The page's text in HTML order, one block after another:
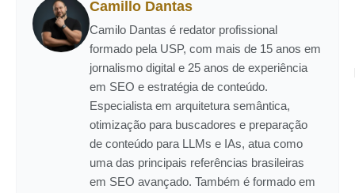
Camillo Dantas
Camilo Dantas é redator profissional
formado pela USP, com mais de 15 anos em
jornalismo digital e 25 anos de experiência
em SEO e estratégia de conteúdo.
Especialista em arquitetura semântica,
otimização para buscadores e preparação
de conteúdo para LLMs e IAs, atua como
uma das principais referências brasileiras
em SEO avançado. Também é formado em